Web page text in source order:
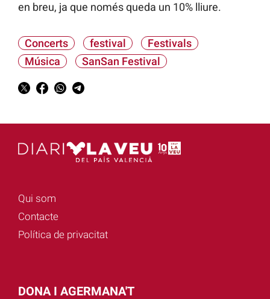
en breu, ja que només queda un 10% lliure.
Concerts festival
Festivals
Música
SanSan Festival
Qui som
Contacte
Política de privacitat
DONA I AGERMANA'T